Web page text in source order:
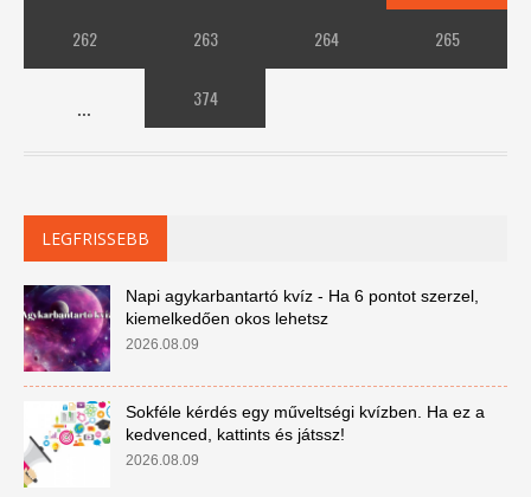
262 263 264 265
... 374
LEGFRISSEBB
Napi agykarbantartó kvíz - Ha 6 pontot szerzel,
kiemelkedően okos lehetsz
2026.08.09
Sokféle kérdés egy műveltségi kvízben. Ha ez a
kedvenced, kattints és játssz!
2026.08.09